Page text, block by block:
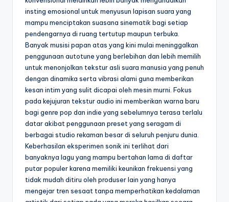
insting emosional untuk menyusun lapisan suara yang
mampu menciptakan suasana sinematik bagi setiap
pendengarnya di ruang tertutup maupun terbuka.
Banyak musisi papan atas yang kini mulai meninggalkan
penggunaan autotune yang berlebihan dan lebih memilih
untuk menonjolkan tekstur asli suara manusia yang penuh
dengan dinamika serta vibrasi alami guna memberikan
kesan intim yang sulit dicapai oleh mesin murni. Fokus
pada kejujuran tekstur audio ini memberikan warna baru
bagi genre pop dan indie yang sebelumnya terasa terlalu
datar akibat penggunaan preset yang seragam di
berbagai studio rekaman besar di seluruh penjuru dunia.
Keberhasilan eksperimen sonik ini terlihat dari
banyaknya lagu yang mampu bertahan lama di daftar
putar populer karena memiliki keunikan frekuensi yang
tidak mudah ditiru oleh produser lain yang hanya
mengejar tren sesaat tanpa memperhatikan kedalaman